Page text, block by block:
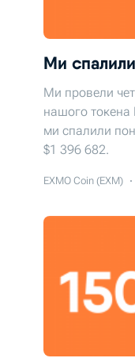
Ми
Ми провели
нашого токена
ми спалили
$1 396 682.
EXMO Coin (EXM)